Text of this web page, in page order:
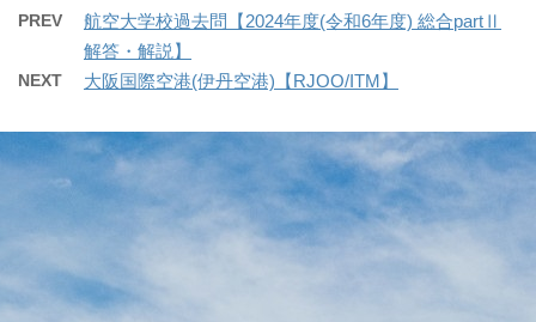
PREV
航空大学校過去問【2024年度(令和6年度) 総合partⅡ
解答・解説】
NEXT 大阪国際空港(伊丹空港)【RJOO/ITM】